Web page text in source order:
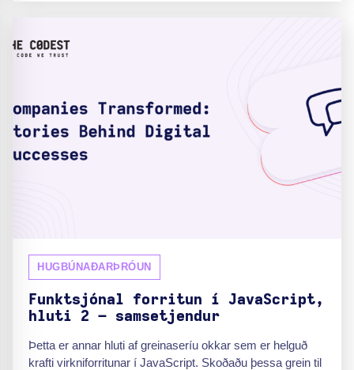
HUGBÚNAÐARÞRÓUN
Funktsjónal forritun í JavaScript,
hluti 2 – samsetjendur
Þetta er annar hluti af greinaseríu okkar sem er helguð
krafti virkniforritunar í JavaScript. Skoðaðu þessa grein til